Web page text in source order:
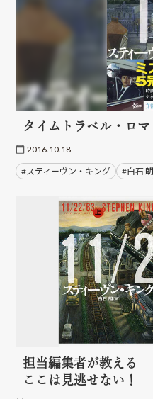
タイムトラベル・ロ
2016.10.18
#スティーヴン・キング #白石 朗
担当編集者が教える
ここは見逃せない！